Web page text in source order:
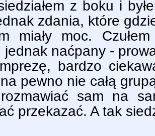
z boku i
zdania, które
miały moc.
jednak naćpany -
bardzo
pewno nie całą
sam na
przekazać. A tak